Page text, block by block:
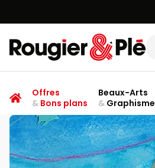
Rougier & Plé
Offres
&Bons plans
Beaux-Arts
&Graphisme